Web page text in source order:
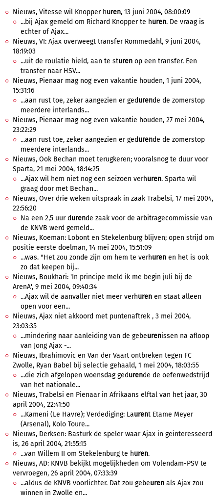
Nieuws, Vitesse wil Knopper huren, 13 juni 2004, 08:00:09
...bij Ajax gemeld om Richard Knopper te huren. De vraag is
echter of Ajax...
Nieuws, VI: Ajax overweegt transfer Rommedahl, 9 juni 2004,
18:19:03
...uit de roulatie hield, aan te sturen op een transfer. Een
transfer naar HSV...
Nieuws, Pienaar mag nog even vakantie houden, 1 juni 2004,
15:31:16
...aan rust toe, zeker aangezien er gedurende de zomerstop
meerdere interlands...
Nieuws, Pienaar mag nog even vakantie houden, 27 mei 2004,
23:22:29
...aan rust toe, zeker aangezien er gedurende de zomerstop
meerdere interlands...
Nieuws, Ook Bechan moet terugkeren; vooralsnog te duur voor
Sparta, 21 mei 2004, 18:14:25
...Ajax wil hem niet nog een seizoen verhuren. Sparta wil
graag door met Bechan...
Nieuws, Over drie weken uitspraak in zaak Trabelsi, 17 mei 2004,
22:56:20
Na een 2,5 uur durende zaak voor de arbitragecommissie van
de KNVB werd gemeld...
Nieuws, Koeman: Lobont en Stekelenburg blijven; open strijd om
positie eerste doelman, 14 mei 2004, 15:51:09
...was. "Het zou zonde zijn om hem te verhuren en het is ook
zo dat keepen bij...
Nieuws, Boukhari: 'In principe meld ik me begin juli bij de
ArenA', 9 mei 2004, 09:40:34
...Ajax wil de aanvaller niet meer verhuren en staat alleen
open voor een...
Nieuws, Ajax niet akkoord met puntenaftrek , 3 mei 2004,
23:03:35
...mindering naar aanleiding van de gebeurenissen na afloop
van Jong Ajax -...
Nieuws, Ibrahimovic en Van der Vaart ontbreken tegen FC
Zwolle, Ryan Babel bij selectie gehaald, 1 mei 2004, 18:03:55
...die zich afgelopen woensdag gedurende de oefenwedstrijd
van het nationale...
Nieuws, Trabelsi en Pienaar in Afrikaans elftal van het jaar, 30
april 2004, 22:41:50
...Kameni (Le Havre); Verdediging: Laurent Etame Meyer
(Arsenal), Kolo Toure...
Nieuws, Derksen: Basturk de speler waar Ajax in geinteresseerd
is, 26 april 2004, 21:55:15
...van Willem II om Stekelenburg te huren.
Nieuws, AD: KNVB bekijkt mogelijkheden om Volendam-PSV te
vervroegen, 26 april 2004, 07:33:39
...aldus de KNVB voorlichter. Dat zou gebeuren als Ajax zou
winnen in Zwolle en...